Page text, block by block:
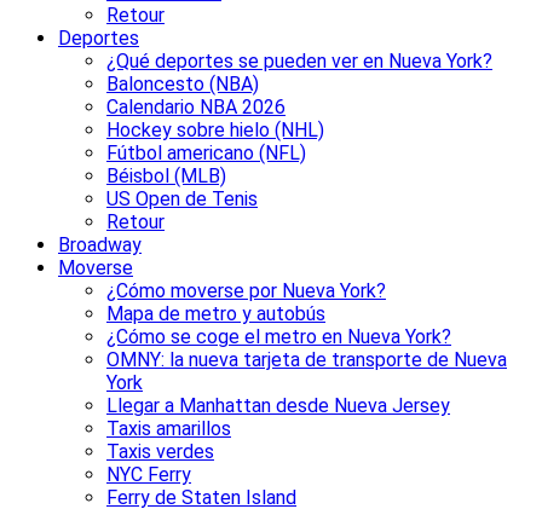
Retour
Deportes
¿Qué deportes se pueden ver en Nueva York?
Baloncesto (NBA)
Calendario NBA 2026
Hockey sobre hielo (NHL)
Fútbol americano (NFL)
Béisbol (MLB)
US Open de Tenis
Retour
Broadway
Moverse
¿Cómo moverse por Nueva York?
Mapa de metro y autobús
¿Cómo se coge el metro en Nueva York?
OMNY: la nueva tarjeta de transporte de Nueva
York
Llegar a Manhattan desde Nueva Jersey
Taxis amarillos
Taxis verdes
NYC Ferry
Ferry de Staten Island